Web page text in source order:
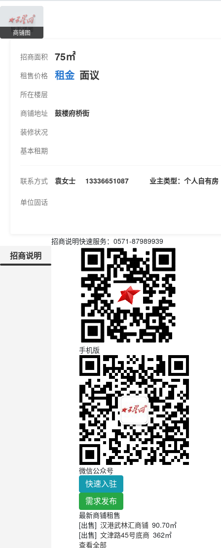
商铺图
招商面积 75㎡
租售价格 租金面议
所在楼层
商铺地址
鼓楼府桥街
装修状况
基本租期
联系方式 袁女士 13336651087 业主类型：个人自有房
单位固话
招商说明
招商说明快速服务： 0571-87989939
手机版
微信公众号
快速入驻
需求发布
最新商铺租售
[出售] 汉港武林汇商铺 90.70㎡
[出售] 文津路45号底商 362㎡
查看全部